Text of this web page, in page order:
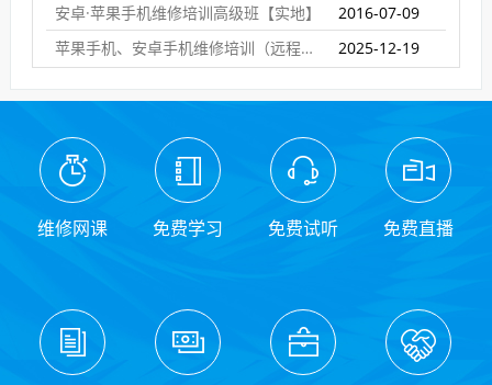
安卓·苹果手机维修培训高级班【实地】
2016-07-09
苹果手机、安卓手机维修培训（远程网络班）
2025-12-19
维修网课 免费学习 免费试听 免费直播